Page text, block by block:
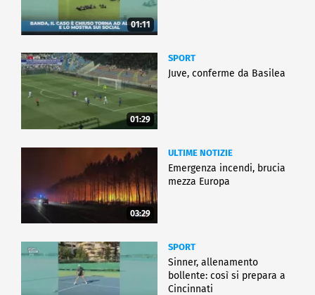
01:11
01:29
SPORT
Juve, conferme da Basilea
03:29
ULTIME NOTIZIE
Emergenza incendi, brucia
mezza Europa
SPORT
Sinner, allenamento
bollente: così si prepara a
Cincinnati